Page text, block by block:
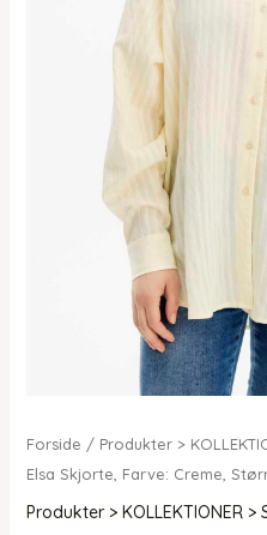
Forside / Produkter >
Elsa Skjorte, Farve: Creme,
Produkter > KOLLEKTIONER >